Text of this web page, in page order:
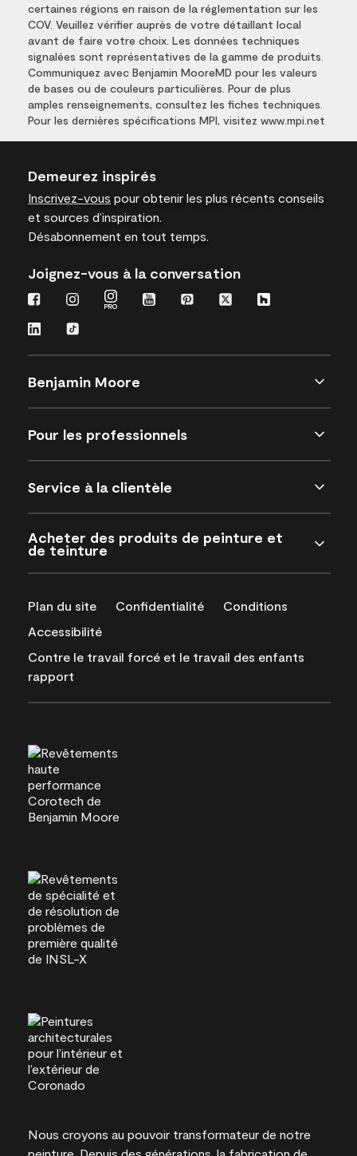
certaines régions en raison de la réglementation sur les
COV. Veuillez vérifier auprès de votre détaillant local
avant de faire votre choix. Les données techniques
signalées sont représentatives de la gamme de produits.
Communiquez avec Benjamin MooreMD pour les valeurs
de bases ou de couleurs particulières. Pour de plus
amples renseignements, consultez les fiches techniques.
Pour les dernières spécifications MPI, visitez www.mpi.net
Demeurez inspirés
Inscrivez-vous pour obtenir les plus récents conseils
et sources d’inspiration.
Désabonnement en tout temps.
Joignez-vous à la conversation
Benjamin Moore
Pour les professionnels
Service à la clientèle
Acheter des produits de peinture et
de teinture
Plan du site Confidentialité
Conditions
Accessibilité
Contre le travail forcé et le travail des enfants
rapport
Nous croyons au pouvoir transformateur de notre
peinture. Depuis des générations, la fabrication de